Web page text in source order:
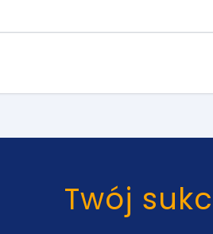
Twój